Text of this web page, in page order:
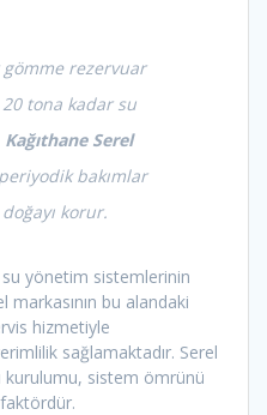
rezervuar
20 tona kadar su
Kağıthane Serel
bakımlar
korur.
yönetim sistemlerinin
bu alandaki
hizmetiyle
sağlamaktadır. Serel
kurulumu, sistem ömrünü